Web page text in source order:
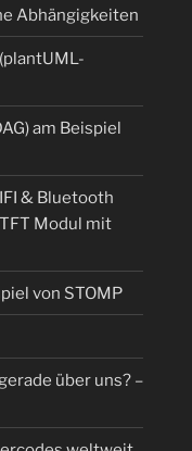
Abhängigkeiten
am Beispiel
& Bluetooth
Modul mit
von STOMP
über uns? –